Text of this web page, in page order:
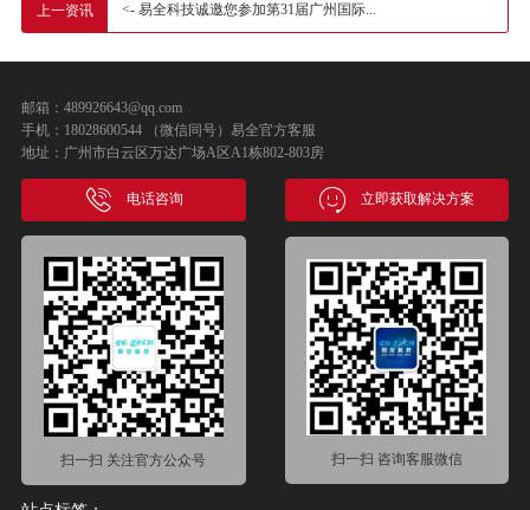
上一资讯 <- 易全科技诚邀您参加第31届广州国际...
邮箱：489926643@qq.com
手机：18028600544 （微信同号）易全官方客服
地址：广州市白云区万达广场A区A1栋802-803房
电话咨询 立即获取解决方案
扫一扫 关注官方公众号 扫一扫 咨询客服微信